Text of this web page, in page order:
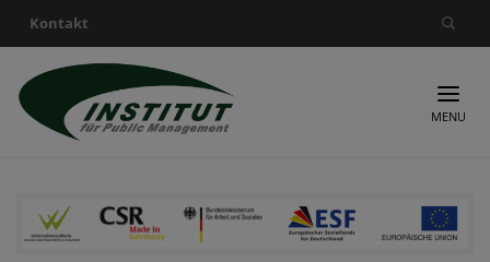
Kontakt
Suche nach:
MENU